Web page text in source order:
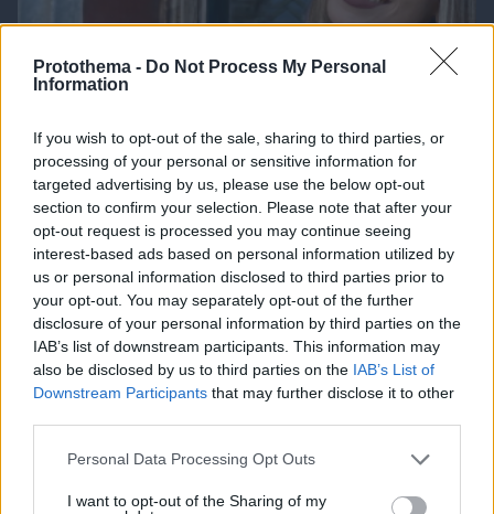
Protothema - Do Not Process My Personal
Information
If you wish to opt-out of the sale, sharing to third parties, or
processing of your personal or sensitive information for
targeted advertising by us, please use the below opt-out
section to confirm your selection. Please note that after your
opt-out request is processed you may continue seeing
interest-based ads based on personal information utilized by
us or personal information disclosed to third parties prior to
your opt-out. You may separately opt-out of the further
disclosure of your personal information by third parties on the
IAB’s list of downstream participants. This information may
also be disclosed by us to third parties on the IAB’s List of
Downstream Participants that may further disclose it to other
Please note that this website/app uses one or more Google
not limited to your visit or usage behaviour. You may click to
Personal Data Processing Opt Outs
I want to opt-out of the Sharing of my
Η 24χρονη αριστούχος της Ιατρικής Αθηνών, που
διάβασε τον Ιπποκρατικό Όρκο, μιλά για τον
«άριστο γιατρό»
10.08.2026, 14:01